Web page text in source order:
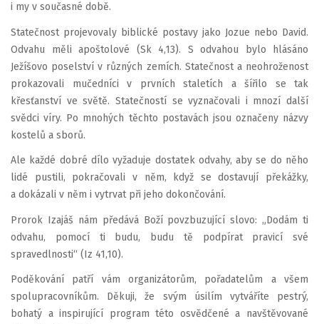
i my v současné době.
Statečnost projevovaly biblické postavy jako Jozue nebo David.
Odvahu měli apoštolové (Sk 4,13). S odvahou bylo hlásáno
Ježíšovo poselství v různých zemích. Statečnost a neohroženost
prokazovali mučedníci v prvních staletích a šířilo se tak
křesťanství ve světě. Statečností se vyznačovali i mnozí další
svědci víry. Po mnohých těchto postavách jsou označeny názvy
kostelů a sborů.
Ale každé dobré dílo vyžaduje dostatek odvahy, aby se do něho
lidé pustili, pokračovali v něm, když se dostavují překážky,
a dokázali v něm i vytrvat při jeho dokončování.
Prorok Izajáš nám předává Boží povzbuzující slovo: „Dodám ti
odvahu, pomocí ti budu, budu tě podpírat pravicí své
spravedlnosti“ (Iz 41,10).
Poděkování patří vám organizátorům, pořadatelům a všem
spolupracovníkům. Děkuji, že svým úsilím vytváříte pestrý,
bohatý a inspirující program této osvědčené a navštěvované